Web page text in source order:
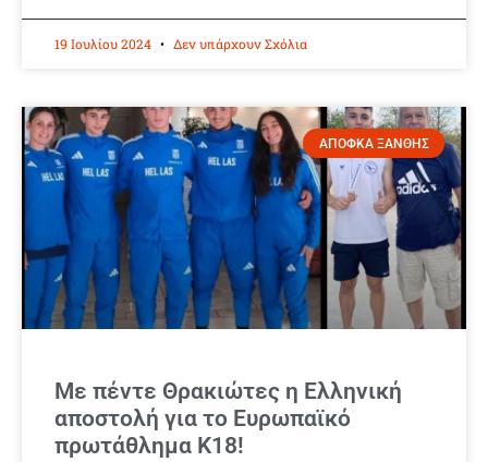
19 Ιουλίου 2024 Δεν υπάρχουν Σχόλια
ΑΠΟΦΚΑ ΞΑΝΘΗΣ
Με πέντε Θρακιώτες η Ελληνική
αποστολή για το Ευρωπαϊκό
πρωτάθλημα Κ18!